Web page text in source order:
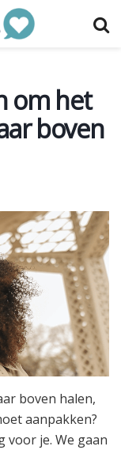
om het
boven
boven halen,
aanpakken?
voor je. We gaan